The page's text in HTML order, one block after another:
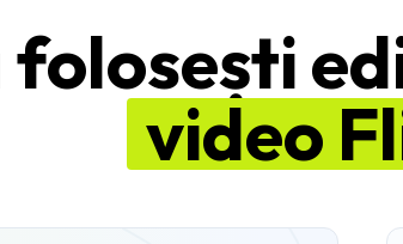
folosești
video